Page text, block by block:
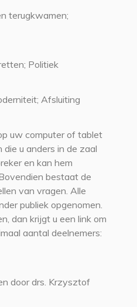
terugkwamen;
Politiek
Afsluiting
uw computer of tablet
u anders in de zaal
en kan hem
bestaat de
van vragen. Alle
publiek opgenomen.
dan krijgt u een link om
aantal deelnemers:
door drs. Krzysztof